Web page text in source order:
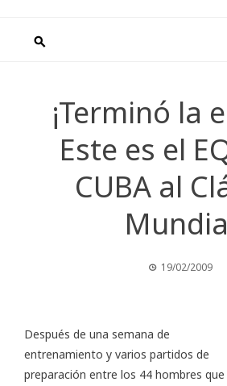
¡Terminó la
Este es el
CUBA al
19/02/2009
Después de una semana de
entrenamiento y varios partidos de
preparación entre los 44 hombres que